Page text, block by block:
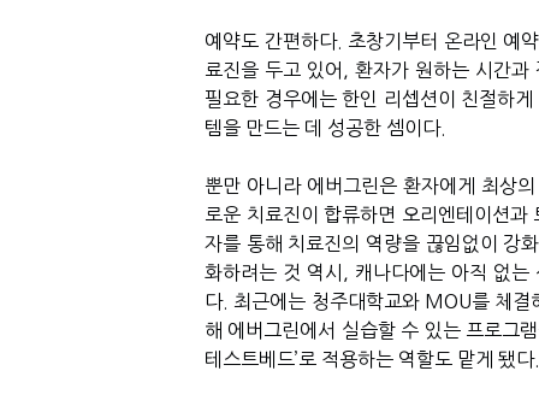
예약도 간편하다.
초창기부터 온라인 예
료진을 두고 있어
환자가 원하는 시간과
필요한 경우에는 한인 리셉션이 친절하
템을 만드는 데 성공한 셈이다.
뿐만 아니라 에버그린은 환자에게 최상
로운 치료진이 합류하면 오리엔테이션과
자를 통해 치료진의 역량을 끊임없이 강
화하려는 것 역시
캐나다에는 아직 없는
다. 최근에는 청주대학교와MOU를 체결
해 에버그린에서 실습할 수 있는 프로그
테스트베드’로 적용하는 역할도 맡게 됐다.